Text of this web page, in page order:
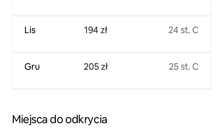
Lis
Gru
194 zł
205 zł
24 st. C
25 st. C
Miejsca do odkrycia